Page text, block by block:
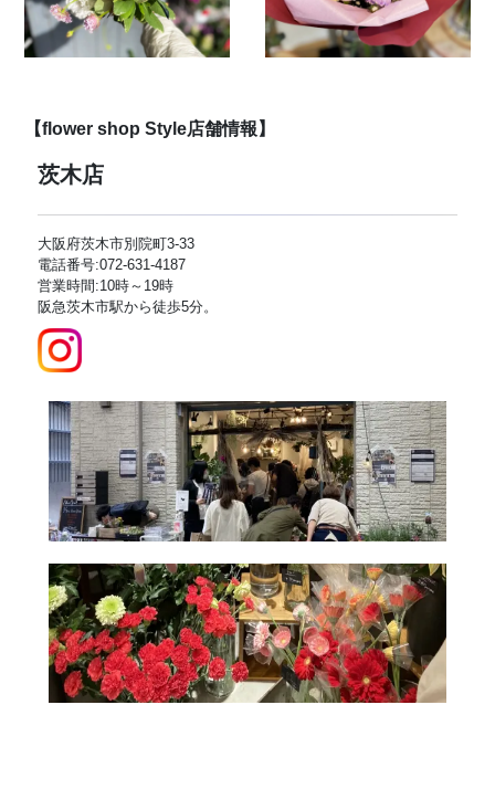
【flower shop Style店舗情報】
茨木店
大阪府茨木市別院町3-33
電話番号:072-631-4187
営業時間:10時～19時
阪急茨木市駅から徒歩5分。